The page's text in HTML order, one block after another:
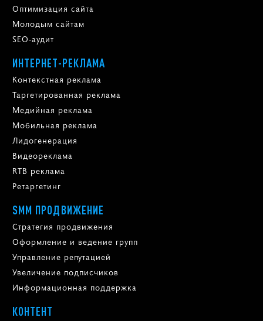
Оптимизация сайта
Молодым сайтам
SEO-аудит
ИНТЕРНЕТ-РЕКЛАМА
Контекстная реклама
Таргетированная реклама
Медийная реклама
Мобильная реклама
Лидогенерация
Видеореклама
RTB реклама
Ретаргетинг
SMM ПРОДВИЖЕНИЕ
Стратегия продвижения
Оформление и ведение групп
Управление репутацией
Увеличение подписчиков
Информационная поддержка
КОНТЕНТ